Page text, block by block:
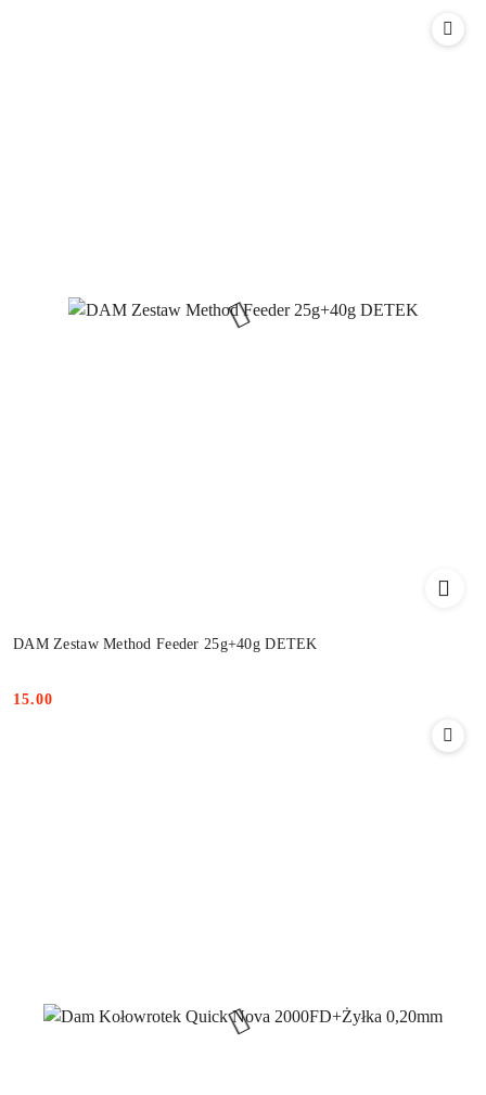
DAM Zestaw Method Feeder 25g+40g DETEK
Cena:
15.00